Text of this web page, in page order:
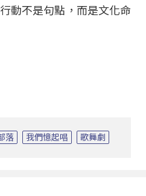
動不是句點，而是文化命
落 我們憶起唱 歌舞劇